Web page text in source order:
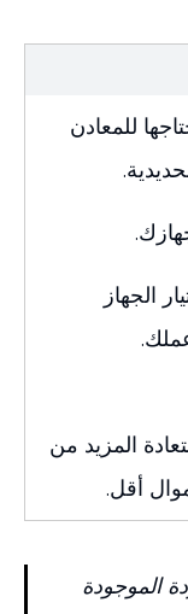
للمعادن
الجهاز
المزيد من
أقل.
الموجودة